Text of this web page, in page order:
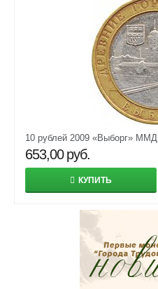
10 рублей 2009 «Выборг» ММД
653,00 руб.
КУПИТЬ